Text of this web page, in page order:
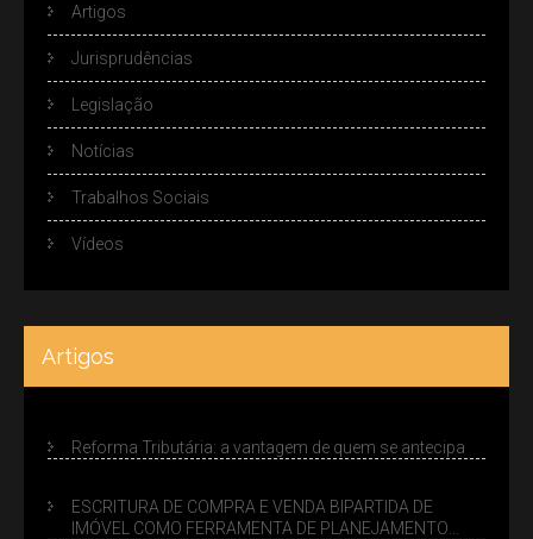
Artigos
Jurisprudências
Legislação
Notícias
Trabalhos Sociais
Vídeos
Artigos
Reforma Tributária: a vantagem de quem se antecipa
ESCRITURA DE COMPRA E VENDA BIPARTIDA DE
IMÓVEL COMO FERRAMENTA DE PLANEJAMENTO